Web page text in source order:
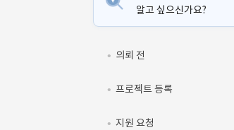
알고 싶으신가요?
의뢰 전
프로젝트 등록
지원 요청